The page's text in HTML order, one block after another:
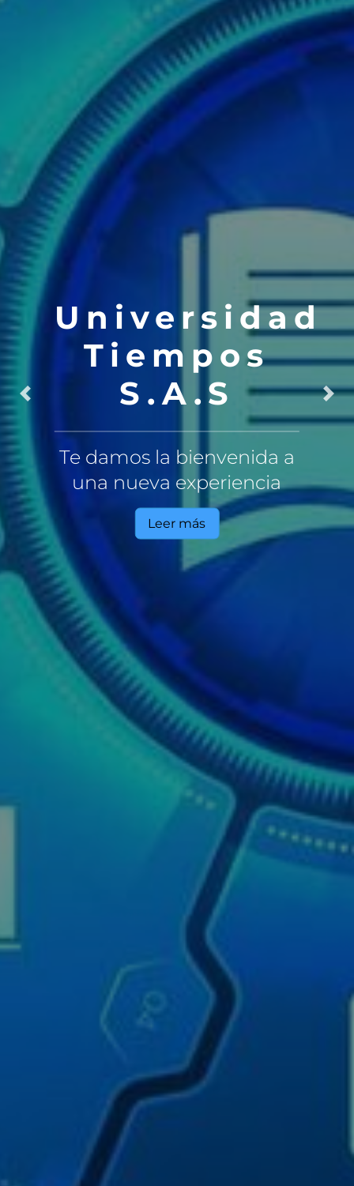
Universidad
Tiempos
S.A.S
Te damos la bienvenida a
una nueva experiencia
Leer más
Anterior
Anterior